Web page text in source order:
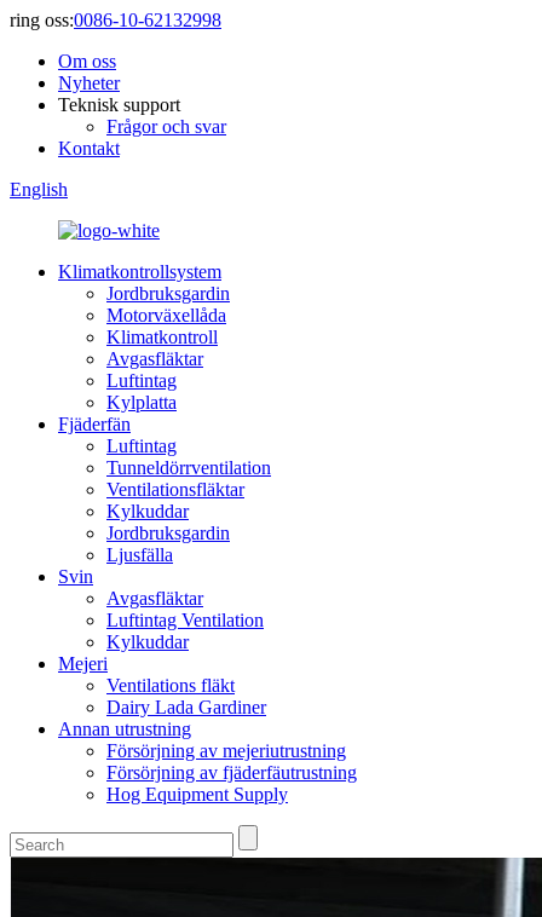
ring oss:0086-10-62132998
Om oss
Nyheter
Teknisk support
Frågor och svar
Kontakt
English
Klimatkontrollsystem
Jordbruksgardin
Motorväxellåda
Klimatkontroll
Avgasfläktar
Luftintag
Kylplatta
Fjäderfän
Luftintag
Tunneldörrventilation
Ventilationsfläktar
Kylkuddar
Jordbruksgardin
Ljusfälla
Svin
Avgasfläktar
Luftintag Ventilation
Kylkuddar
Mejeri
Ventilations fläkt
Dairy Lada Gardiner
Annan utrustning
Försörjning av mejeriutrustning
Försörjning av fjäderfäutrustning
Hog Equipment Supply